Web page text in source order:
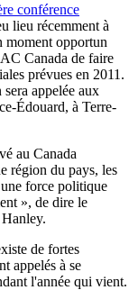
conférence
lieu récemment à
moment opportun
Canada de faire
prévues en 2011.
appelée aux
Édouard, à Terre-
au Canada
région du pays, les
force politique
», de dire le
de fortes
appelés à se
l'année qui vient.